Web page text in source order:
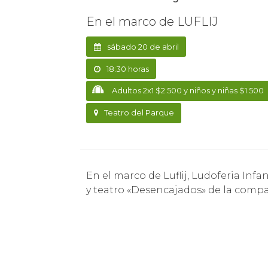
En el marco de LUFLIJ
sábado 20 de abril
18:30 horas
Adultos 2x1 $2.500 y niños y niñas $1.500
Teatro del Parque
En el marco de Luflij, Ludoferia Infantil y Juvenil, se realizará una presentación de circo
y teatro «Desencajados» de la